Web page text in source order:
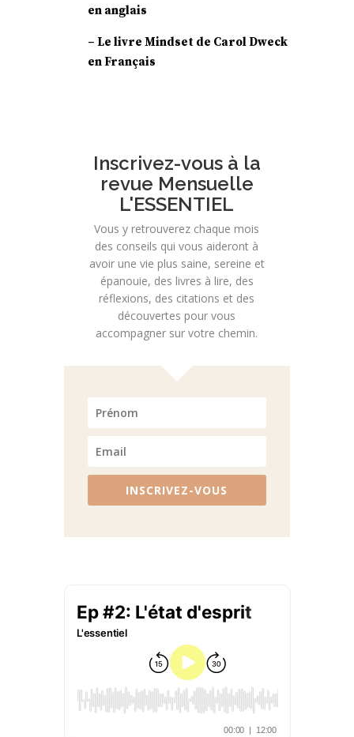
en anglais
– Le livre Mindset de Carol Dweck
en Français
Inscrivez-vous à la
revue Mensuelle
L'ESSENTIEL
Vous y retrouverez chaque mois
des conseils qui vous aideront à
avoir une vie plus saine, sereine et
épanouie, des livres à lire, des
réflexions, des citations et des
découvertes pour vous
accompagner sur votre chemin.
INSCRIVEZ-VOUS